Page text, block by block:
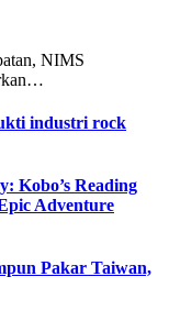
NIMS
industri rock
Kobo’s Reading
Adventure
Pakar Taiwan,